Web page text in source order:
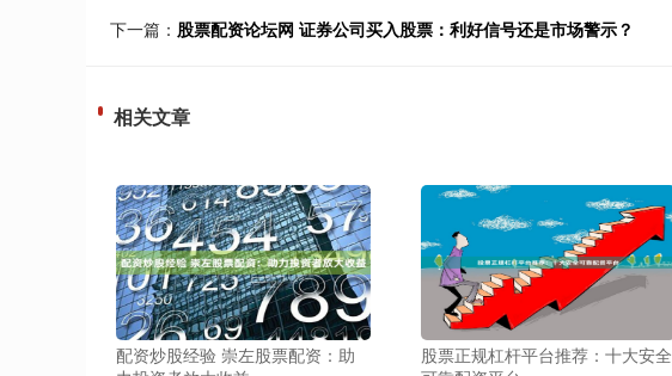
下一篇： 股票配资论坛网 证券公司买入股票：利好信号还是市场警示？
相关文章
配资炒股经验 崇左股票配资：助
股票正规杠杆平台推荐：十大安全